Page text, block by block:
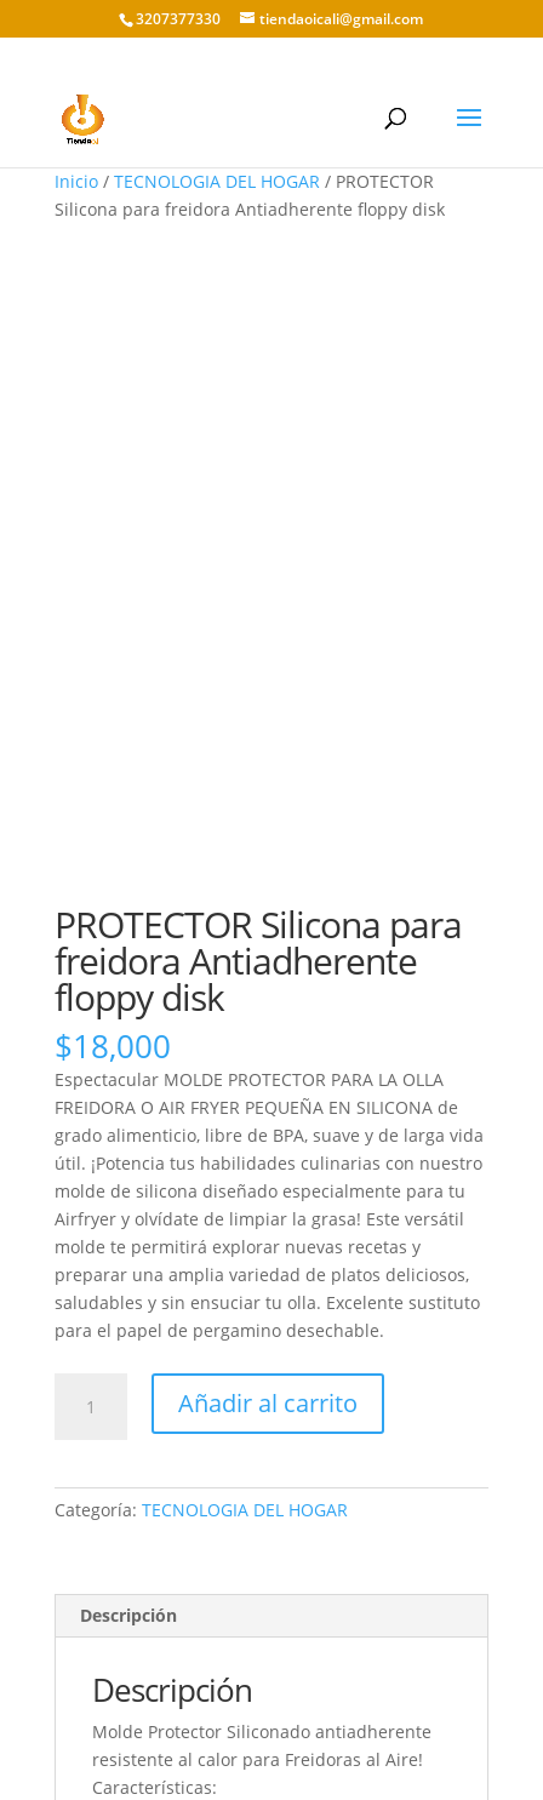
3207377330 tiendaoicali@gmail.com
Inicio/ TECNOLOGIA DEL HOGAR/ PROTECTOR
Silicona para freidora Antiadherente floppy disk
PROTECTOR Silicona para
freidora Antiadherente
floppy disk
$18,000
Espectacular MOLDE PROTECTOR PARA LA OLLA
FREIDORA O AIR FRYER PEQUEÑA EN SILICONA de
grado alimenticio, libre de BPA, suave y de larga vida
útil. ¡Potencia tus habilidades culinarias con nuestro
molde de silicona diseñado especialmente para tu
Airfryer y olvídate de limpiar la grasa! Este versátil
molde te permitirá explorar nuevas recetas y
preparar una amplia variedad de platos deliciosos,
saludables y sin ensuciar tu olla. Excelente sustituto
para el papel de pergamino desechable.
Silicona
floppy
Añadir al carrito
Categoría: TECNOLOGIA DEL HOGAR
Descripción
Descripción
Molde Protector Siliconado antiadherente
resistente al calor para Freidoras al Aire!
Características: